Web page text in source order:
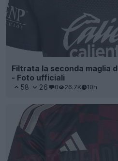
Filtrata la seconda maglia
- Foto ufficiali
58 26 0 26.7K 10h